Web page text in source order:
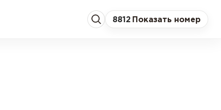
8812 Показать номер